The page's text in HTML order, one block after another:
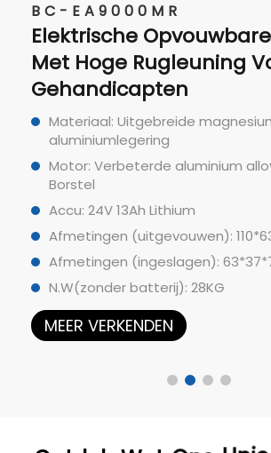
BC-EA9000MR
Elektrische
Met Hoge Rugleuning
Gehandicapten
Materiaal: Uitgebreide
aluminiumlegering
Motor: Verbeterde aluminium
Borstel
Accu: 24V 13Ah Lithium
Afmetingen (uitgevouwen):
Afmetingen (ingeslagen):
N.W(zonder batterij): 28KG
MEER VERKENDEN